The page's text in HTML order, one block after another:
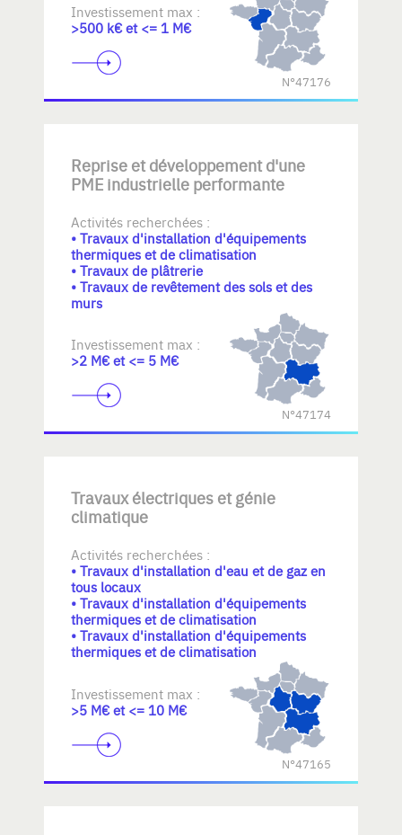
Investissement max :
>500 k€ et <= 1 M€
N°47176
Reprise et développement d'une
PME industrielle performante
Activités recherchées :
• Travaux d'installation d'équipements
thermiques et de climatisation
• Travaux de plâtrerie
• Travaux de revêtement des sols et des
murs
Investissement max :
>2 M€ et <= 5 M€
N°47174
Travaux électriques et génie
climatique
Activités recherchées :
• Travaux d'installation d'eau et de gaz en
tous locaux
• Travaux d'installation d'équipements
thermiques et de climatisation
• Travaux d'installation d'équipements
thermiques et de climatisation
Investissement max :
>5 M€ et <= 10 M€
N°47165